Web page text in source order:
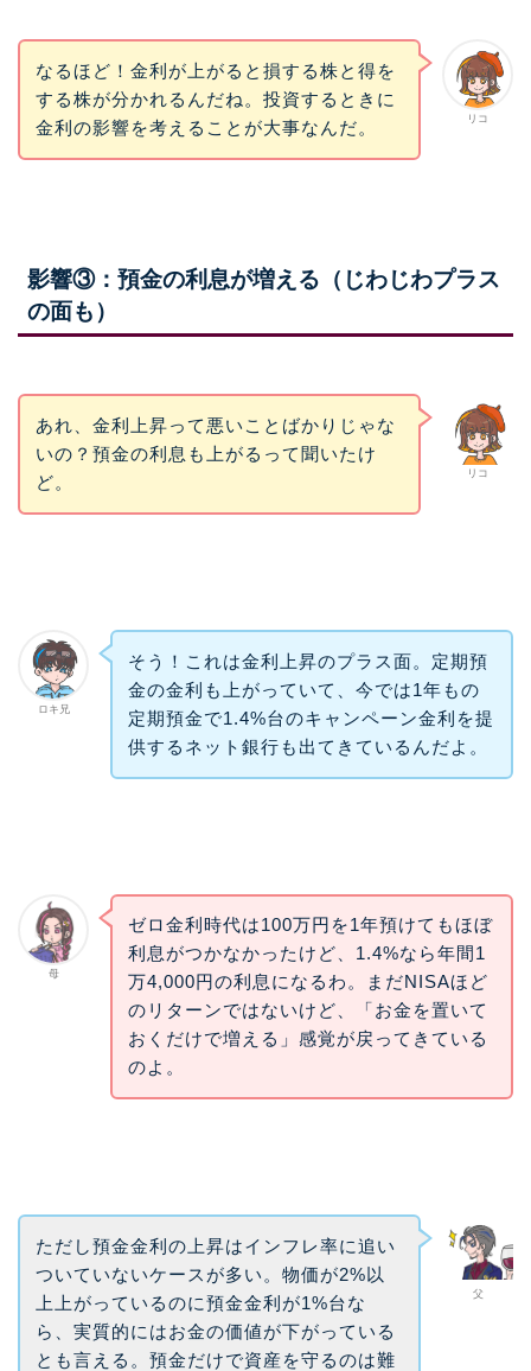
リコ
なるほど！金利が上がると損する株と得を
する株が分かれるんだね。投資するときに
金利の影響を考えることが大事なんだ。
影響③：預金の利息が増える（じわじわプラス
の面も）
リコ
あれ、金利上昇って悪いことばかりじゃな
いの？預金の利息も上がるって聞いたけ
ど。
ロキ兄
そう！これは金利上昇のプラス面。定期預
金の金利も上がっていて、今では1年もの
定期預金で1.4%台のキャンペーン金利を提
供するネット銀行も出てきているんだよ。
母
ゼロ金利時代は100万円を1年預けてもほぼ
利息がつかなかったけど、1.4%なら年間1
万4,000円の利息になるわ。まだNISAほど
のリターンではないけど、「お金を置いて
おくだけで増える」感覚が戻ってきている
のよ。
父
ただし預金金利の上昇はインフレ率に追い
ついていないケースが多い。物価が2%以
上上がっているのに預金金利が1%台な
ら、実質的にはお金の価値が下がっている
とも言える。預金だけで資産を守るのは難